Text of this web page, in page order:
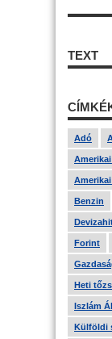
TEXT
Adó
Benzin
Forint
Heti
Iszlám
Külföldi